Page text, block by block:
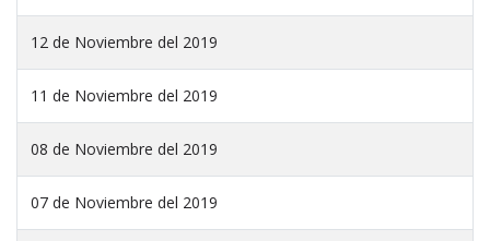
12 de Noviembre del 2019
11 de Noviembre del 2019
08 de Noviembre del 2019
07 de Noviembre del 2019